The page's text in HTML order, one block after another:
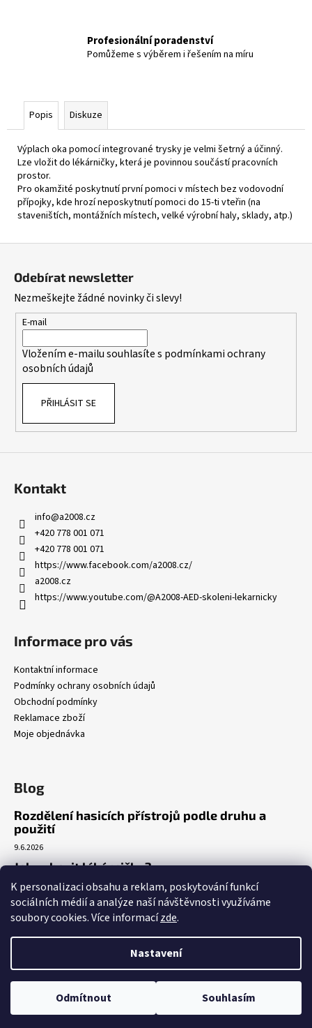
K personalizaci obsahu a reklam, poskytování funkcí
sociálních médií a analýze naší návštěvnosti využíváme
soubory cookies. Více informacízde.
Nastavení
Odmítnout Souhlasím
Profesionální poradenství
Pomůžeme s výběrem i řešením na míru
Popis Diskuze
Výplach oka pomocí integrované trysky je velmi šetrný a účinný.
Lze vložit do lékárničky, která je povinnou součástí pracovních
prostor.
Pro okamžité poskytnutí první pomoci v místech bez vodovodní
přípojky, kde hrozí neposkytnutí pomoci do 15-ti vteřin (na
staveništích, montážních místech, velké výrobní haly, sklady, atp.)
Odebírat newsletter
Nezmeškejte žádné novinky či slevy!
E-mail
Vložením e-mailu souhlasíte s podmínkami ochrany
osobních údajů
PŘIHLÁSIT SE
Kontakt
info@a2008.cz
+420 778 001 071
+420 778 001 071
https://www.facebook.com/a2008.cz/
a2008.cz
https://www.youtube.com/@A2008-AED-skoleni-lekarnicky
Informace pro vás
Kontaktní informace
Podmínky ochrany osobních údajů
Obchodní podmínky
Reklamace zboží
Moje objednávka
Blog
Rozdělení hasicích přístrojů podle druhu a
použití
9.6.2026
Jak vybavit lékárničku?
7.3.2026
Venkovní realizace umístění AED
5.3.2026
Copyright 2026A|2008. Všechna práva vyhrazena.Upravit nastavení